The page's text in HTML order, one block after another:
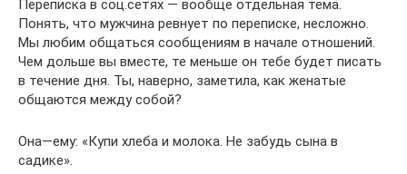
Переписка в соц.сетях — вообще отдельная тема.
Понять, что мужчина ревнует по переписке, несложно.
Мы любим общаться сообщениям в начале отношений.
Чем дольше вы вместе, те меньше он тебе будет писать
в течение дня. Ты, наверно, заметила, как женатые
общаются между собой?
Она—ему: «Купи хлеба и молока. Не забудь сына в
садике».